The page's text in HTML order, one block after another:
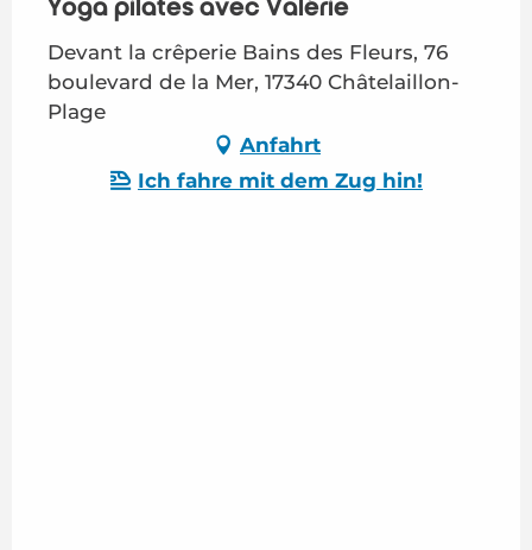
Yoga pilates avec Valérie
Devant la crêperie Bains des Fleurs, 76
boulevard de la Mer, 17340 Châtelaillon-
Plage
Anfahrt
Ich fahre mit dem Zug hin!